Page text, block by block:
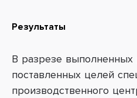
Результаты
В разрезе выполненных
поставленных целей
производственного